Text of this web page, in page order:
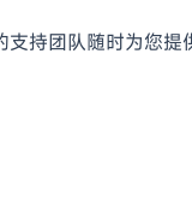
持团队随时为您提